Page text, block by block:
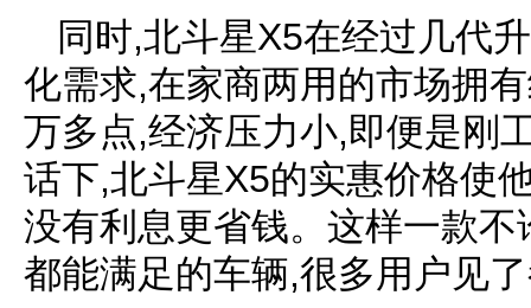
同时,北斗星X5在经过几代
化需求,在家商两用的市场拥
万多点,经济压力小,即便是刚
话下,北斗星X5的实惠价格使
没有利息更省钱。这样一款
都能满足的车辆,很多用户见